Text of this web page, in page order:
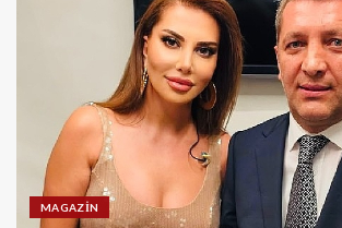
yıllık bazda
trilyon TL’yi aştı
MAGAZIN